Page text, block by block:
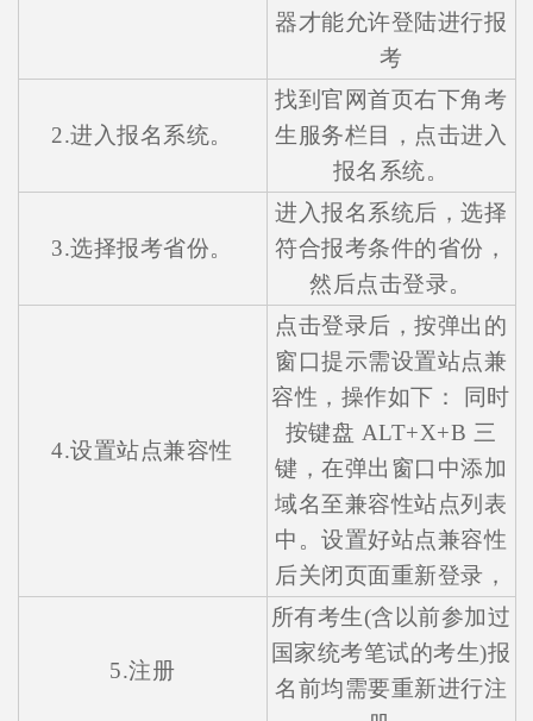
器才能允许登陆进行报
考
2.进入报名系统。
找到官网首页右下角考
生服务栏目，点击进入
报名系统。
3.选择报考省份。
进入报名系统后，选择
符合报考条件的省份，
然后点击登录。
4.设置站点兼容性
点击登录后，按弹出的
窗口提示需设置站点兼
容性，操作如下： 同时
按键盘 ALT+X+B 三
键，在弹出窗口中添加
域名至兼容性站点列表
中。设置好站点兼容性
后关闭页面重新登录，
5.注册
所有考生(含以前参加过
国家统考笔试的考生)报
名前均需要重新进行注